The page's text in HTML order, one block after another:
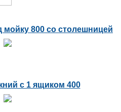
800 со столешницей
с 1 ящиком 400